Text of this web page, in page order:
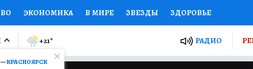
ЭКОНОМИКА В МИРЕ ЗВЕЗДЫ ЗДОРОВЬЕ
НАЦИОНАЛЬНЫЕ ПРОЕКТЫ РОССИИ
Я ЗНАЮ СЕМЬЯ ЖЕНСКИЕ СЕКРЕТЫ
—КРАСНОЯРСК
+21° РАДИО